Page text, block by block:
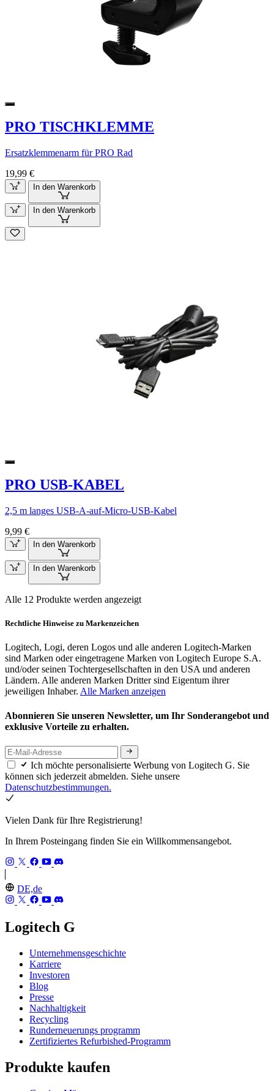
PRO TISCHKLEMME
Ersatzklemmenarm für PRO Rad
19,99 €
In den Warenkorb
In den Warenkorb
PRO USB-KABEL
2,5 m langes USB-A-auf-Micro-USB-Kabel
9,99 €
In den Warenkorb
In den Warenkorb
Alle 12 Produkte werden angezeigt
Rechtliche Hinweise zu Markenzeichen
Logitech, Logi, deren Logos und alle anderen Logitech-Marken
sind Marken oder eingetragene Marken von Logitech Europe S.A.
und/oder seinen Tochtergesellschaften in den USA und anderen
Ländern. Alle anderen Marken Dritter sind Eigentum ihrer
jeweiligen Inhaber. Alle Marken anzeigen
Abonnieren Sie unseren Newsletter, um Ihr Sonderangebot und
exklusive Vorteile zu erhalten.
Ich möchte personalisierte Werbung von Logitech G. Sie
können sich jederzeit abmelden. Siehe unsere
Datenschutzbestimmungen.
Vielen Dank für Ihre Registrierung!
In Ihrem Posteingang finden Sie ein Willkommensangebot.
DE,de
Logitech G
Unternehmensgeschichte
Karriere
Investoren
Blog
Presse
Nachhaltigkeit
Recycling
Runderneuerungs programm
Zertifiziertes Refurbished-Programm
Produkte kaufen